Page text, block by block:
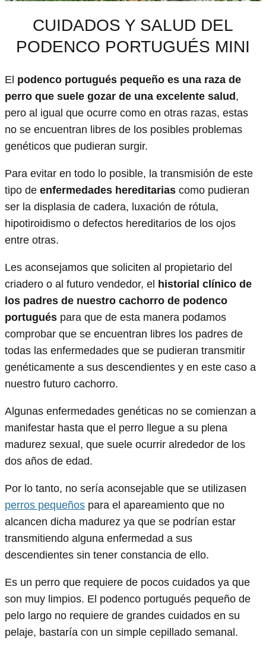
CUIDADOS Y SALUD DEL
PODENCO PORTUGUÉS MINI
El podenco portugués pequeño es una raza de
perro que suele gozar de una excelente salud ,
pero al igual que ocurre como en otras razas, estas
no se encuentran libres de los posibles problemas
genéticos que pudieran surgir.
Para evitar en todo lo posible, la transmisión de este
tipo de enfermedades hereditarias como pudieran
ser la displasia de cadera, luxación de rótula,
hipotiroidismo o defectos hereditarios de los ojos
entre otras.
Les aconsejamos que soliciten al propietario del
criadero o al futuro vendedor, el historial clínico de
los padres de nuestro cachorro de podenco
portugués para que de esta manera podamos
comprobar que se encuentran libres los padres de
todas las enfermedades que se pudieran transmitir
genéticamente a sus descendientes y en este caso a
nuestro futuro cachorro.
Algunas enfermedades genéticas no se comienzan a
manifestar hasta que el perro llegue a su plena
madurez sexual, que suele ocurrir alrededor de los
dos años de edad.
Por lo tanto, no sería aconsejable que se utilizasen
perros pequeños para el apareamiento que no
alcancen dicha madurez ya que se podrían estar
transmitiendo alguna enfermedad a sus
descendientes sin tener constancia de ello.
Es un perro que requiere de pocos cuidados ya que
son muy limpios. El podenco portugués pequeño de
pelo largo no requiere de grandes cuidados en su
pelaje, bastaría con un simple cepillado semanal.